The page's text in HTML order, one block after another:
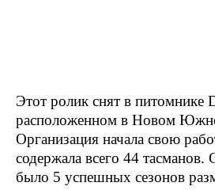
Этот ролик снят в питомнике
расположенном в Новом
Организация начала свою
содержала всего 44 тасманов.
было 5 успешных сезонов